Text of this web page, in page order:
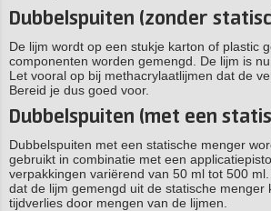
Dubbelspuiten (zonder
De lijm wordt op een stukje karton of plastic
componenten worden gemengd. De lijm is
Let vooral op bij methacrylaatlijmen dat de
Bereid je dus goed voor.
Dubbelspuiten (met een
Dubbelspuiten met een statische menger
gebruikt in combinatie met een
verpakkingen variërend van 50 ml tot 500
dat de lijm gemengd uit de statische menger
tijdverlies door mengen van de lijmen.